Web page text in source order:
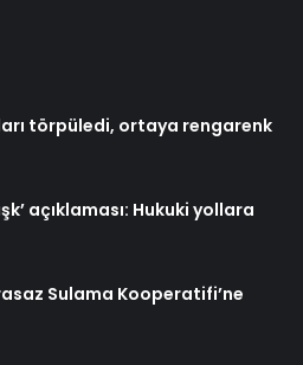
törpüledi, ortaya rengarenk
açıklaması: Hukuki yollara
Sulama Kooperatifi’ne